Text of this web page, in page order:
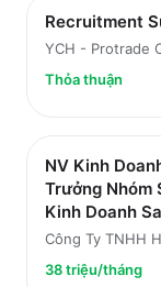
Recruitment
YCH - Protrade
Thỏa thuận
NV Kinh
Trưởng Nhóm
Kinh Doanh
Công Ty TNHH
38 triệu/tháng